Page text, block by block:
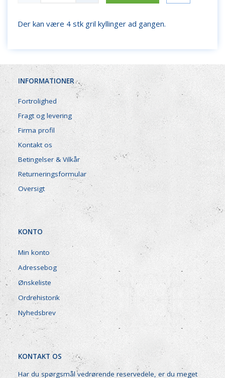
Der kan være 4 stk gril kyllinger ad gangen.
INFORMATIONER
Fortrolighed
Fragt og levering
Firma profil
Kontakt os
Betingelser & Vilkår
Returneringsformular
Oversigt
KONTO
Min konto
Adressebog
Ønskeliste
Ordrehistorik
Nyhedsbrev
KONTAKT OS
Har du spørgsmål vedrørende reservedele, er du meget